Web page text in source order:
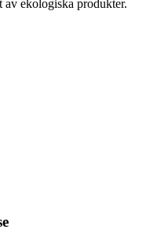
av ekologiska produkter.